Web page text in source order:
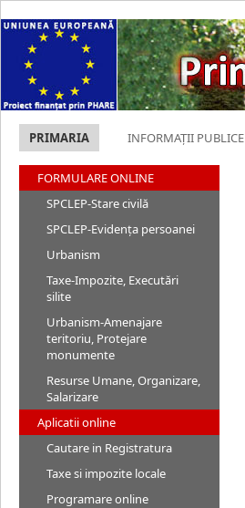
PRIMARIA INFORMAȚII PUBLICE
FORMULARE ONLINE
SPCLEP-Stare civilă
SPCLEP-Evidența persoanei
Urbanism
Taxe-Impozite, Executări
silite
Urbanism-Amenajare
teritoriu, Protejare
monumente
Resurse Umane, Organizare,
Salarizare
Aplicatii online
Cautare in Registratura
Taxe si impozite locale
Programare online